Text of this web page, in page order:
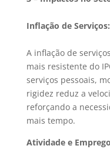
Inflação de
A inflação de
mais resistente do
serviços pessoais,
rigidez reduz a
reforçando a
mais tempo.
Atividade e